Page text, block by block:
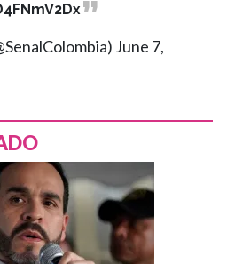
June 7,